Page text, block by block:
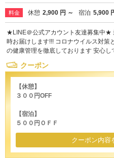
料金 休憩 2,900 円 ～ 宿泊 5,900
★LINE＠公式アカウント友達募集中★
時お届けします!!! コロナウイルス対策
の健康管理を徹底しております 安心し
クーポン
【休憩】
３００円OFF
【宿泊】
５００円ＯＦＦ
クーポン内容